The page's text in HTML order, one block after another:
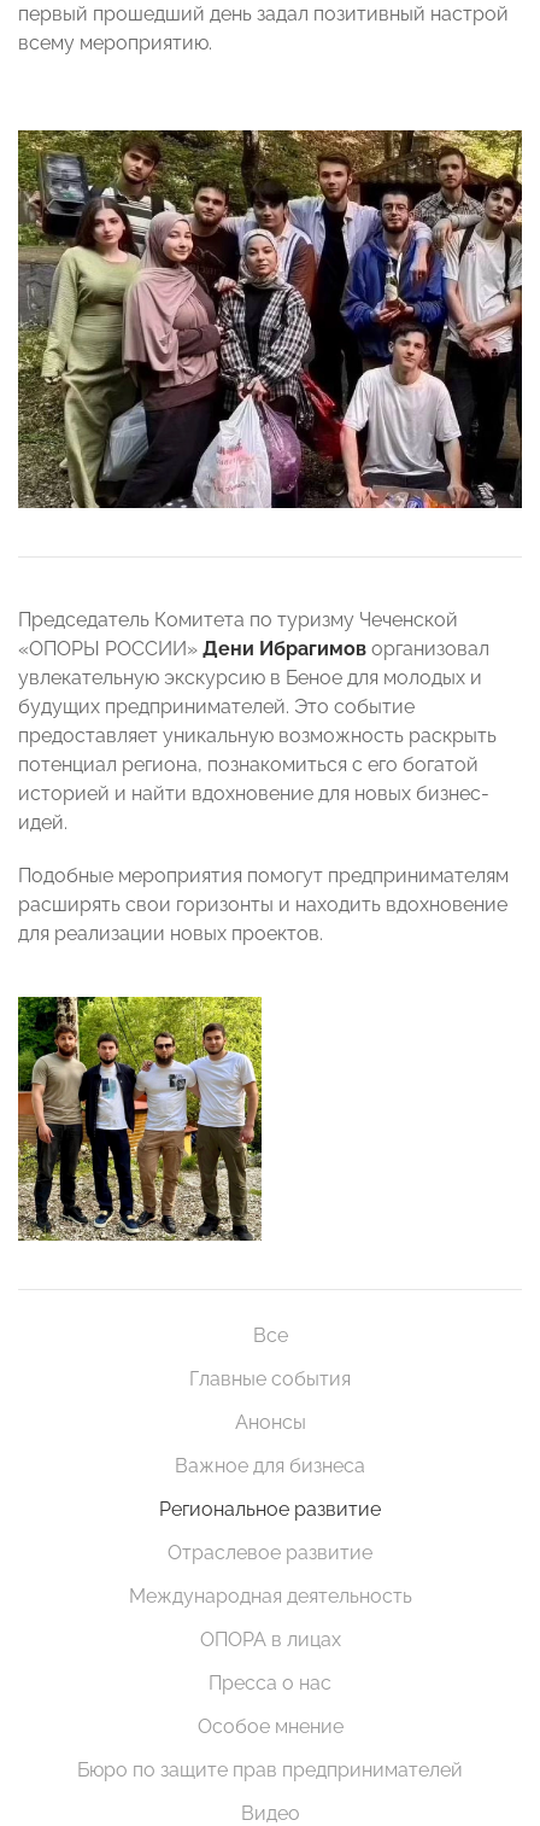
первый прошедший день задал позитивный настрой
всему мероприятию.
Председатель Комитета по туризму Чеченской
«ОПОРЫ РОССИИ» Дени Ибрагимов организовал
увлекательную экскурсию в Беное для молодых и
будущих предпринимателей. Это событие
предоставляет уникальную возможность раскрыть
потенциал региона, познакомиться с его богатой
историей и найти вдохновение для новых бизнес-
идей.
Подобные мероприятия помогут предпринимателям
расширять свои горизонты и находить вдохновение
для реализации новых проектов.
Все
Главные события
Анонсы
Важное для бизнеса
Региональное развитие
Отраслевое развитие
Международная деятельность
ОПОРА в лицах
Пресса о нас
Особое мнение
Бюро по защите прав предпринимателей
Видео